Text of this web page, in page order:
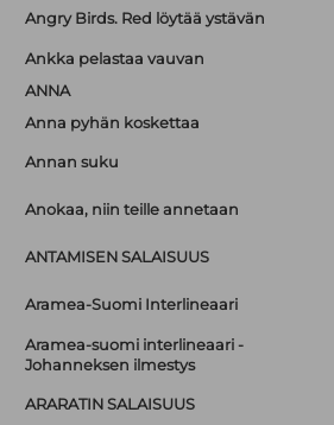
Angry Birds. Red löytää ystävän
Ankka pelastaa vauvan
ANNA
Anna pyhän koskettaa
Annan suku
Anokaa, niin teille annetaan
ANTAMISEN SALAISUUS
Aramea-Suomi Interlineaari
Aramea-suomi interlineaari -
Johanneksen ilmestys
ARARATIN SALAISUUS